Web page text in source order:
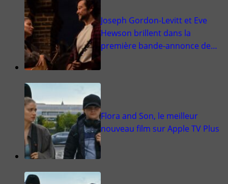
Joseph Gordon-Levitt et Eve
Hewson brillent dans la
première bande-annonce de…
Flora and Son, le meilleur
nouveau film sur Apple TV Plus